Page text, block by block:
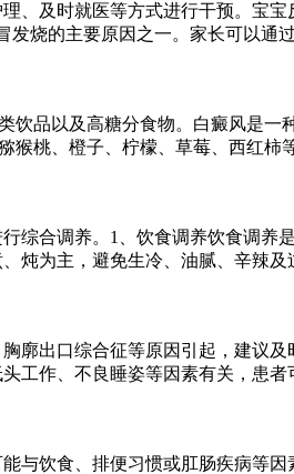
、及时就医等方式进行干预。宝
烧的主要原因之一。家长可以
品以及高糖分食物。白癜风是
桃、橙子、柠檬、草莓、西红
综合调养。1、饮食调养饮食调
炖为主，避免生冷、油腻、辛辣
廓出口综合征等原因引起，建议
工作、不良睡姿等因素有关，患
与饮食、排便习惯或肛肠疾病等